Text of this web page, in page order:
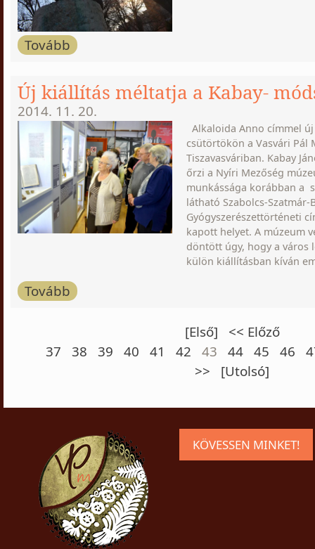
Tovább
Új kiállítás méltatja a Kabay-
2014. 11. 20.
Alkaloida Anno címmel
csütörtökön a Vasvári Pál
Tiszavasváriban. Kabay
őrzi a Nyíri Mezőség
munkássága korábban a
látható Szabolcs-Szatmár-
Gyógyszerészettörténeti
kapott helyet. A múzeum
döntött úgy, hogy a város
külön kiállításban kíván
Tovább
[Első]
<< Előző
37
38 39 40 41 42 43 44 45 46
>>
[Utolsó]
KÖVESSEN MINKET!